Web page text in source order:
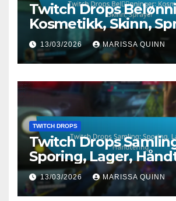
Twitch Drops
Kosmetikk, Skinn,
13/03/2026 MARISSA QUINN
TWITCH DROPS
Twitch Drops
Sporing, Lager,
13/03/2026 MARISSA QUINN